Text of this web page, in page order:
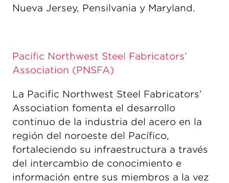
Nueva Jersey, Pensilvania y Maryland.
Pacific Northwest Steel Fabricators’
Association (PNSFA)
La Pacific Northwest Steel Fabricators’
Association fomenta el desarrollo
continuo de la industria del acero en la
región del noroeste del Pacífico,
fortaleciendo su infraestructura a través
del intercambio de conocimiento e
información entre sus miembros a la vez